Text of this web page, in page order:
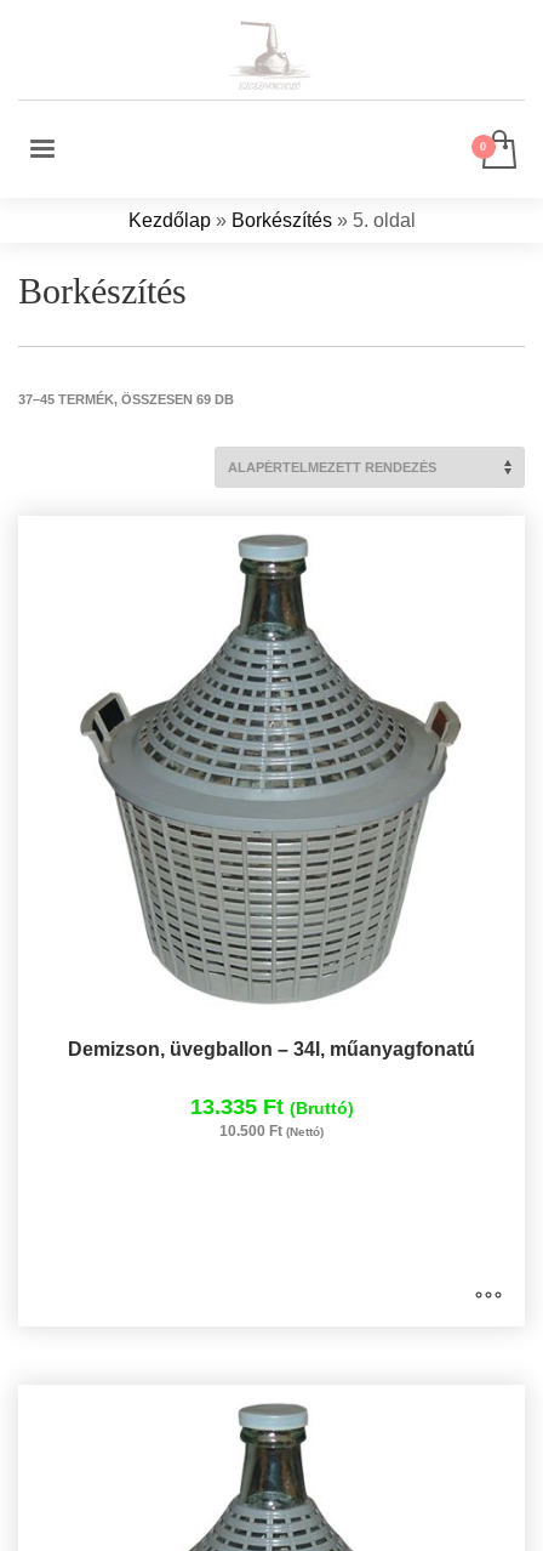
Kezdőlap» Borkészítés» 5. oldal
Borkészítés
37–45 TERMÉK, ÖSSZESEN 69 DB
Demizson, üvegballon – 34l, műanyagfonatú
13.335 Ft (Bruttó)
10.500 Ft (Nettó)